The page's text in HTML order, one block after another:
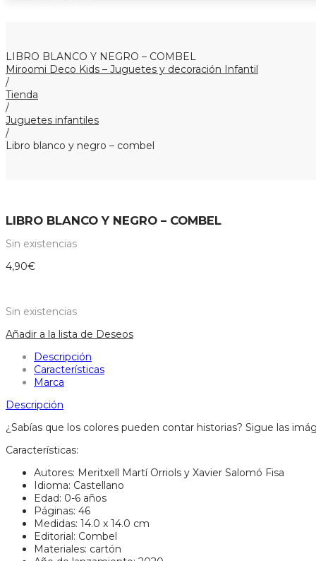
LIBRO BLANCO Y NEGRO – COMBEL
Miroomi Deco Kids – Juguetes y decoración Infantil
/
Tienda
/
Juguetes infantiles
/
Libro blanco y negro – combel
LIBRO BLANCO Y NEGRO – COMBEL
Sin existencias
4,90€
Sin existencias
Añadir a la lista de Deseos
Descripción
Características
Marca
Descripción
¿Sabías que los colores pueden contar historias? Sigue las
Características:
Autores: Meritxell Martí Orriols y Xavier Salomó Fisa
Idioma: Castellano
Edad: 0-6 años
Páginas: 46
Medidas: 14.0 x 14.0 cm
Editorial: Combel
Materiales: cartón